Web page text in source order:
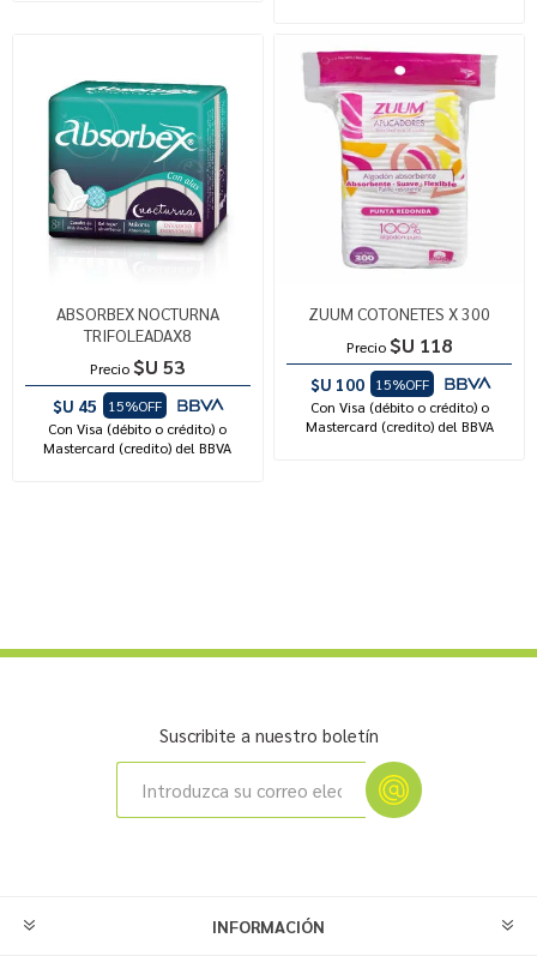
ABSORBEX NOCTURNA
TRIFOLEADAX8
Precio $U 53
$U 45
15%OFF
Con Visa (débito o crédito) o
Mastercard (credito) del BBVA
ZUUM COTONETES X 300
Precio $U 118
$U 100
15%OFF
Con Visa (débito o crédito) o
Mastercard (credito) del BBVA
Suscribite a nuestro boletín
INFORMACIÓN